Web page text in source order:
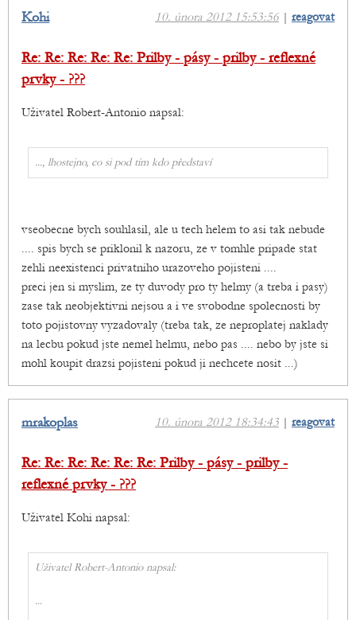
10. února 2012 15:53:56 | reagovat
Kohi
Re: Re: Re: Re: Re: Prilby - pásy - prilby - reflexné
prvky - ???
Uživatel Robert-Antonio napsal:
..., lhostejno, co si pod tím kdo představí
vseobecne bych souhlasil, ale u tech helem to asi tak nebude
.... spis bych se priklonil k nazoru, ze v tomhle pripade stat
zehli neexistenci privatniho urazoveho pojisteni ....
preci jen si myslim, ze ty duvody pro ty helmy (a treba i pasy)
zase tak neobjektivni nejsou a i ve svobodne spolecnosti by
toto pojistovny vyzadovaly (treba tak, ze neproplatej naklady
na lecbu pokud jste nemel helmu, nebo pas .... nebo by jste si
mohl koupit drazsi pojisteni pokud ji nechcete nosit ...)
10. února 2012 18:34:43 | reagovat
mrakoplas
Re: Re: Re: Re: Re: Re: Prilby - pásy - prilby -
reflexné prvky - ???
Uživatel Kohi napsal:
Uživatel Robert-Antonio napsal:
...